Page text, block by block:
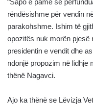
“Sapo e pamë se
rëndësishme për vendin
parakohshme. Ishim të
opozitës nuk morën pjesë
presidentin e vendit dhe
ndonjë propozim në lidhje
thënë Nagavci.
Ajo ka thënë se Lëvizja